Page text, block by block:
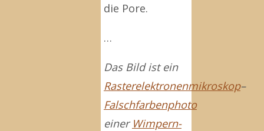
die Pore.
…
Das Bild ist ein
Rasterelektronenmikroskop–
Falschfarbenphoto
einer Wimpern-